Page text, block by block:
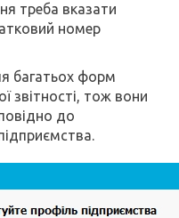
треба вказати
номер
багатьох форм
звітності, тож вони
до